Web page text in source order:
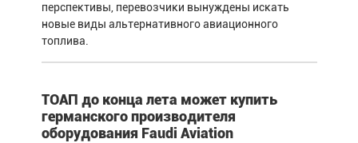
перспективы, перевозчики вынуждены искать
новые виды альтернативного авиационного
топлива.
ТОАП до конца лета может купить
германского производителя
оборудования Faudi Aviation